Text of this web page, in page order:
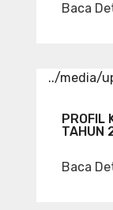
Baca
../media/
PROFIL
TAHUN
Baca